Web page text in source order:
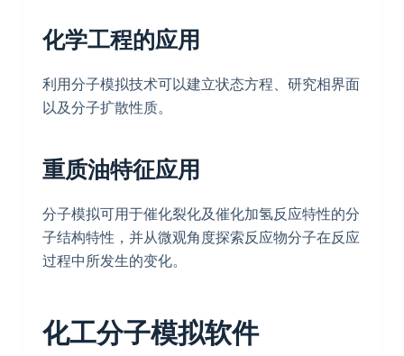
化学工程的应用
利用分子模拟技术可以建立状态方程、研究相界面
以及分子扩散性质。
重质油特征应用
分子模拟可用于催化裂化及催化加氢反应特性的分
子结构特性，并从微观角度探索反应物分子在反应
过程中所发生的变化。
化工分子模拟软件